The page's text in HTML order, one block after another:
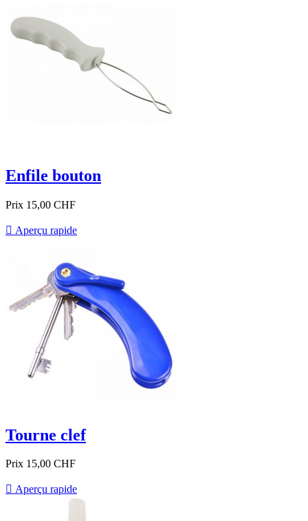
Enfile bouton
Prix 15,00 CHF
 Aperçu rapide
Tourne clef
Prix 15,00 CHF
 Aperçu rapide